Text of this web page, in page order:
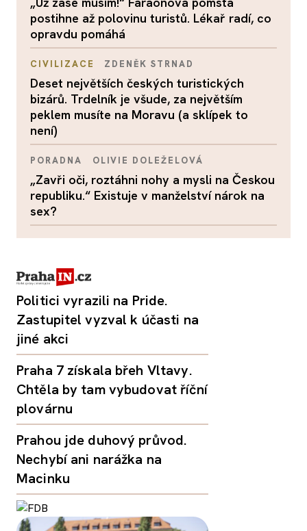
postihne až polovinu turistů. Lékař radí, co
opravdu pomáhá
CIVILIZACE ZDENĚK STRNAD
Deset největších českých turistických
bizárů. Trdelník je všude, za největším
peklem musíte na Moravu (a sklípek to
není)
PORADNA OLIVIE DOLEŽELOVÁ
„Zavři oči, roztáhni nohy a mysli na Českou
republiku.“ Existuje v manželství nárok na
sex?
Politici vyrazili na Pride.
Zastupitel vyzval k účasti na
jiné akci
Praha 7 získala břeh Vltavy.
Chtěla by tam vybudovat říční
plovárnu
Prahou jde duhový průvod.
Nechybí ani narážka na
Macinku